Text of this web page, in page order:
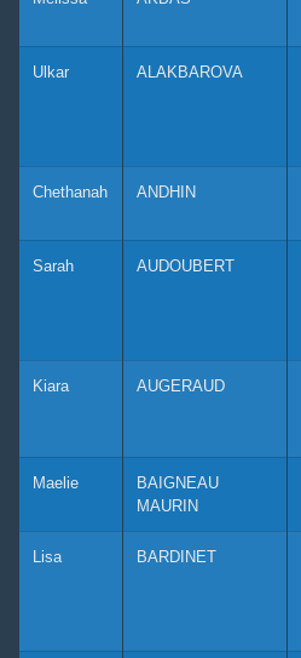
Ulkar ALAKBAROVA
Chethanah ANDHIN
Sarah AUDOUBERT
Kiara AUGERAUD
Maelie
BAIGNEAU
MAURIN
Lisa BARDINET